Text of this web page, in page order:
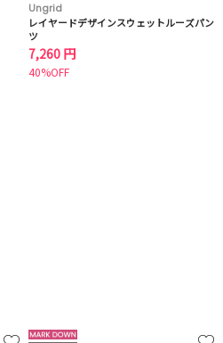
Ungrid
レイヤードデザインスウェットルーズパン
ツ
7,260 円
40%OFF